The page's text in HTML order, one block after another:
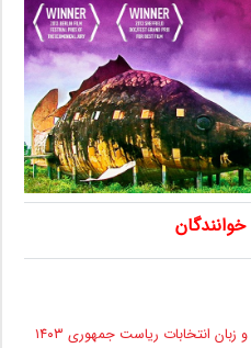
زبان انتخابات ریاست جمهوری ۱۴۰۳